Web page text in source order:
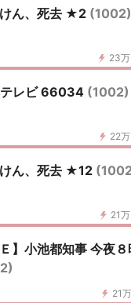
けん、死去 ★2 (1002)
23万
レビ 66034 (1002)
22万
けん、死去 ★12
21万
Ｅ】小池都知事 今夜
21万